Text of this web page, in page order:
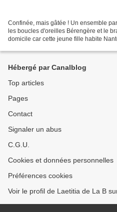
Confinée, mais gâtée ! Un ensemble
les boucles d'oreilles Bérengère et le
domicile car cette jeune fille habite
Hébergé par Canalblog
Top articles
Pages
Contact
Signaler un abus
C.G.U.
Cookies et données personnelles
Préférences cookies
Voir le profil de Laetitia de La B